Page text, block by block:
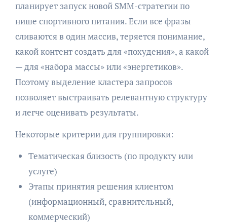
планирует запуск новой SMM-стратегии по
нише спортивного питания. Если все фразы
сливаются в один массив, теряется понимание,
какой контент создать для «похудения», а какой
— для «набора массы» или «энергетиков».
Поэтому выделение кластера запросов
позволяет выстраивать релевантную структуру
и легче оценивать результаты.
Некоторые критерии для группировки:
Тематическая близость (по продукту или
услуге)
Этапы принятия решения клиентом
(информационный, сравнительный,
коммерческий)